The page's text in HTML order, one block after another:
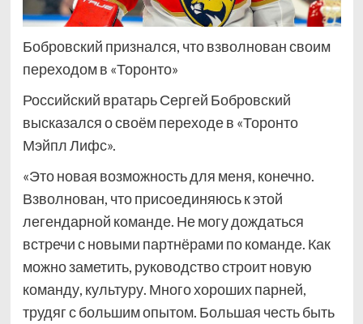
Бобровский признался, что взволнован своим
переходом в «Торонто»
Российский вратарь Сергей Бобровский
высказался о своём переходе в «Торонто
Мэйпл Лифс».
«Это новая возможность для меня, конечно.
Взволнован, что присоединяюсь к этой
легендарной команде. Не могу дождаться
встречи с новыми партнёрами по команде. Как
можно заметить, руководство строит новую
команду, культуру. Много хороших парней,
трудяг с большим опытом. Большая честь быть